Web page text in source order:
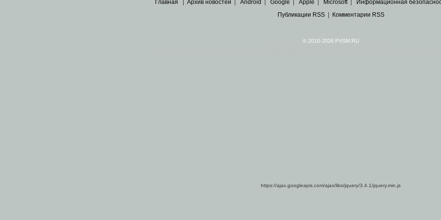
Главная Архив новостей Android Google Apple Microsoft| Информационная
Публикации RSS| Комментарии RSS
© 2010-2026 PVSM.RU
https://ajax.googleapis.com/ajax/libs/jquery/3.4.1/jquery.min.js